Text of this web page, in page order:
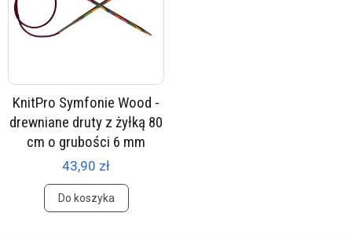
KnitPro Symfonie Wood -
drewniane druty z żyłką 80
cm o grubości 6 mm
43,90 zł
Do koszyka